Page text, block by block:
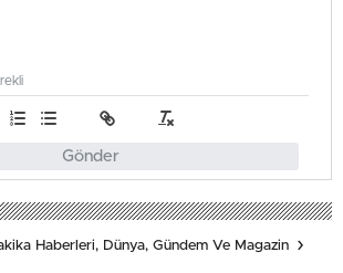
Gönder
Haberleri, Dünya, Gündem Ve Magazin